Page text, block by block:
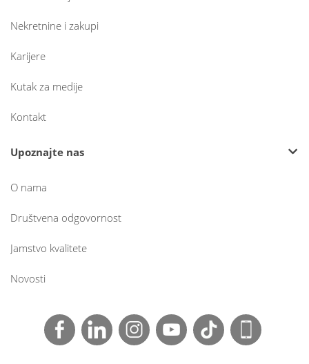
Nekretnine i zakupi
Karijere
Kutak za medije
Kontakt
Upoznajte nas
O nama
Društvena odgovornost
Jamstvo kvalitete
Novosti